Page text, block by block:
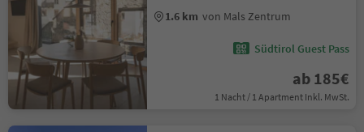
1.6 km von Mals Zentrum
Südtirol Guest Pass
ab 185€
1 Nacht / 1 Apartment Inkl. MwSt.